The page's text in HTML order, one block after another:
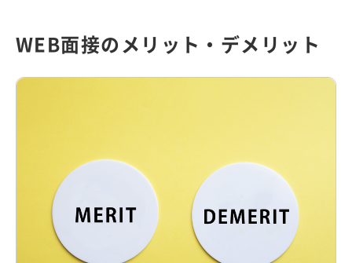
WEB面接のメリット・デメリット